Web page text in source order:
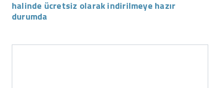
halinde ücretsiz olarak indirilmeye hazır
durumda